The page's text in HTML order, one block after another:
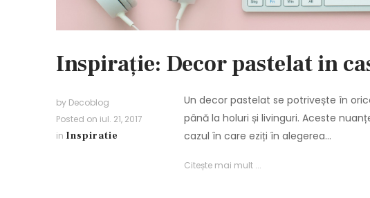
Inspirație: Decor pastelat in
by Decoblog
Posted on iul. 21, 2017
in Inspiratie
Un decor pastelat se potrivește în
până la holuri și livinguri. Aceste
cazul în care eziți în alegerea…
Citește mai mult ...